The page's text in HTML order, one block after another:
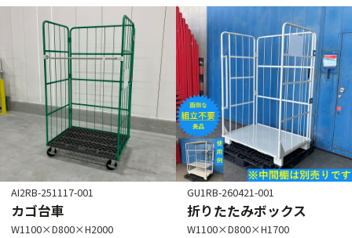
AI2RB-251117-001
カゴ台車
W1100×D800×H2000
GU1RB-260421-001
折りたたみボックス
W1100×D800×H1700